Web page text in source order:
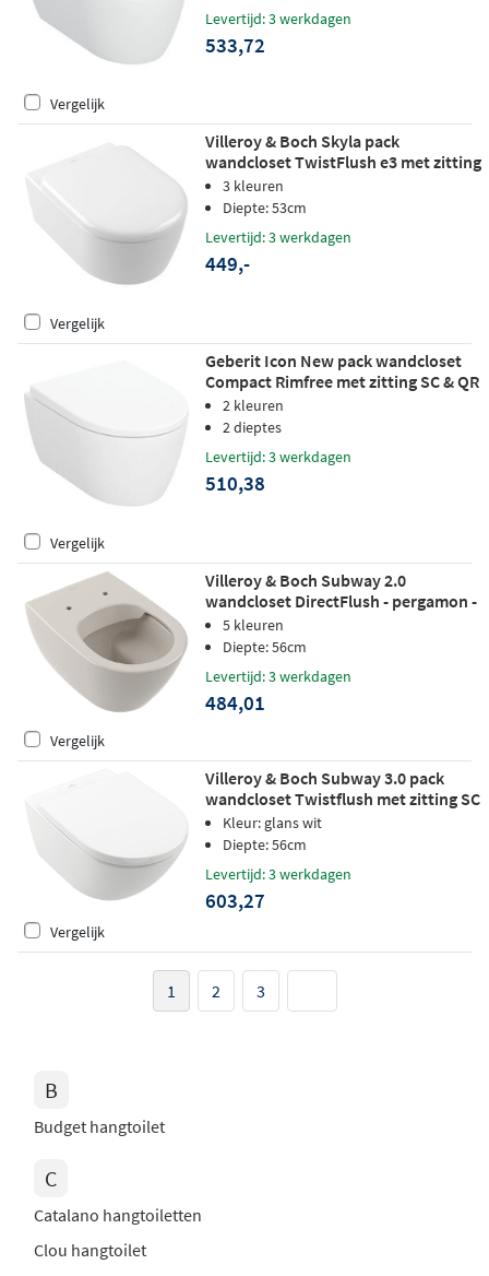
Levertijd: 3 werkdagen
533,72
Vergelijk
Villeroy & Boch Skyla pack
wandcloset TwistFlush e3 met zitting
SC + QR - glans wit
3 kleuren
Diepte: 53cm
Levertijd: 3 werkdagen
449,-
Vergelijk
Geberit Icon New pack wandcloset
Compact Rimfree met zitting SC & QR
- mat wit
2 kleuren
2 dieptes
Levertijd: 3 werkdagen
510,38
Vergelijk
Villeroy & Boch Subway 2.0
wandcloset DirectFlush - pergamon -
CeramicPlus
5 kleuren
Diepte: 56cm
Levertijd: 3 werkdagen
484,01
Vergelijk
Villeroy & Boch Subway 3.0 pack
wandcloset Twistflush met zitting SC
& QR wit - CeramicPlus
Kleur: glans wit
Diepte: 56cm
Levertijd: 3 werkdagen
603,27
Vergelijk
1 2 3
B
Budget hangtoilet
C
Catalano hangtoiletten
Clou hangtoilet